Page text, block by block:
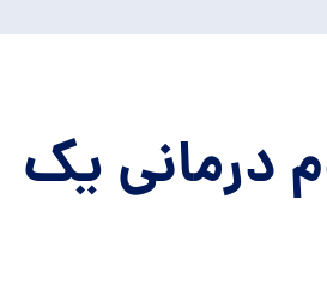
درمانی یک